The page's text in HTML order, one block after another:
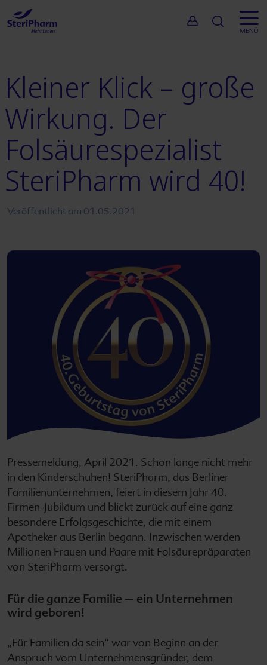
Suche
MENÜ
Kleiner Klick – große
Wirkung. Der
Folsäurespezialist
SteriPharm wird 40!
Veröffentlicht am 01.05.2021
Pressemeldung, April 2021. Schon lange nicht mehr
in den Kinderschuhen! SteriPharm, das Berliner
Familienunternehmen, feiert in diesem Jahr 40.
Firmen-Jubiläum und blickt zurück auf eine ganz
besondere Erfolgsgeschichte, die mit einem
Apotheker aus Berlin begann. Inzwischen werden
Millionen Frauen und Paare mit Folsäurepräparaten
von SteriPharm versorgt.
Für die ganze Familie – ein Unternehmen
wird geboren!
„Für Familien da sein“ war von Beginn an der
Anspruch vom Unternehmensgründer, dem